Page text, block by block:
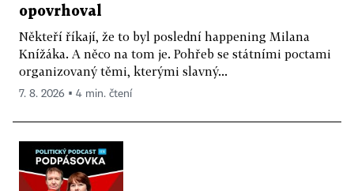
opovrhoval
Někteří říkají, že to byl poslední happening Milana
Knížáka. A něco na tom je. Pohřeb se státními poctami
organizovaný těmi, kterými slavný...
7. 8. 2026 ▪ 4 min. čtení